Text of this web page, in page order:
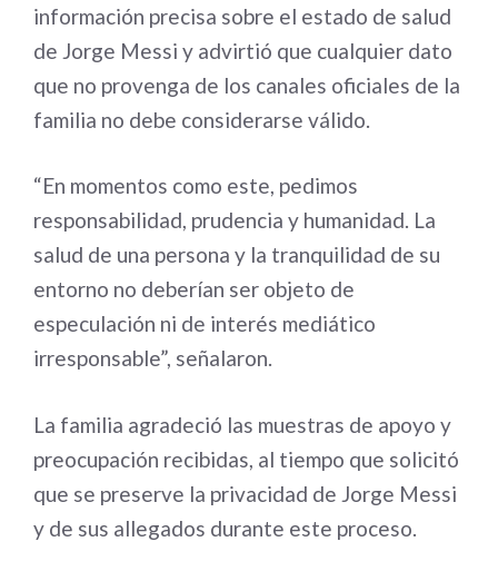
información precisa sobre el estado de salud
de Jorge Messi y advirtió que cualquier dato
que no provenga de los canales oficiales de la
familia no debe considerarse válido.
“En momentos como este, pedimos
responsabilidad, prudencia y humanidad. La
salud de una persona y la tranquilidad de su
entorno no deberían ser objeto de
especulación ni de interés mediático
irresponsable”, señalaron.
La familia agradeció las muestras de apoyo y
preocupación recibidas, al tiempo que solicitó
que se preserve la privacidad de Jorge Messi
y de sus allegados durante este proceso.